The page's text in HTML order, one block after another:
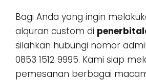
Bagi Anda yang ingin
alquran custom di
silahkan hubungi nomor
0853 1512 9995. Kami siap
pemesanan berbagai